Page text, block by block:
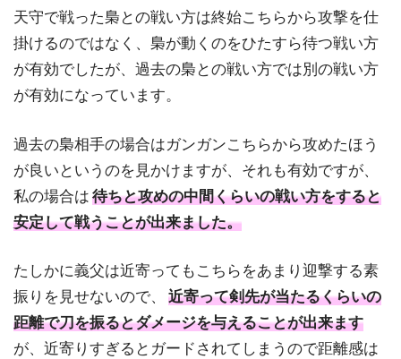
天守で戦った梟との戦い方は終始こちらから攻撃を仕
掛けるのではなく、梟が動くのをひたすら待つ戦い方
が有効でしたが、過去の梟との戦い方では別の戦い方
が有効になっています。
過去の梟相手の場合はガンガンこちらから攻めたほう
が良いというのを見かけますが、それも有効ですが、
私の場合は 待ちと攻めの中間くらいの戦い方をすると
安定して戦うことが出来ました。
たしかに義父は近寄ってもこちらをあまり迎撃する素
振りを見せないので、
近寄って剣先が当たるくらいの
距離で刀を振るとダメージを与えることが出来ます
が、近寄りすぎるとガードされてしまうので距離感は